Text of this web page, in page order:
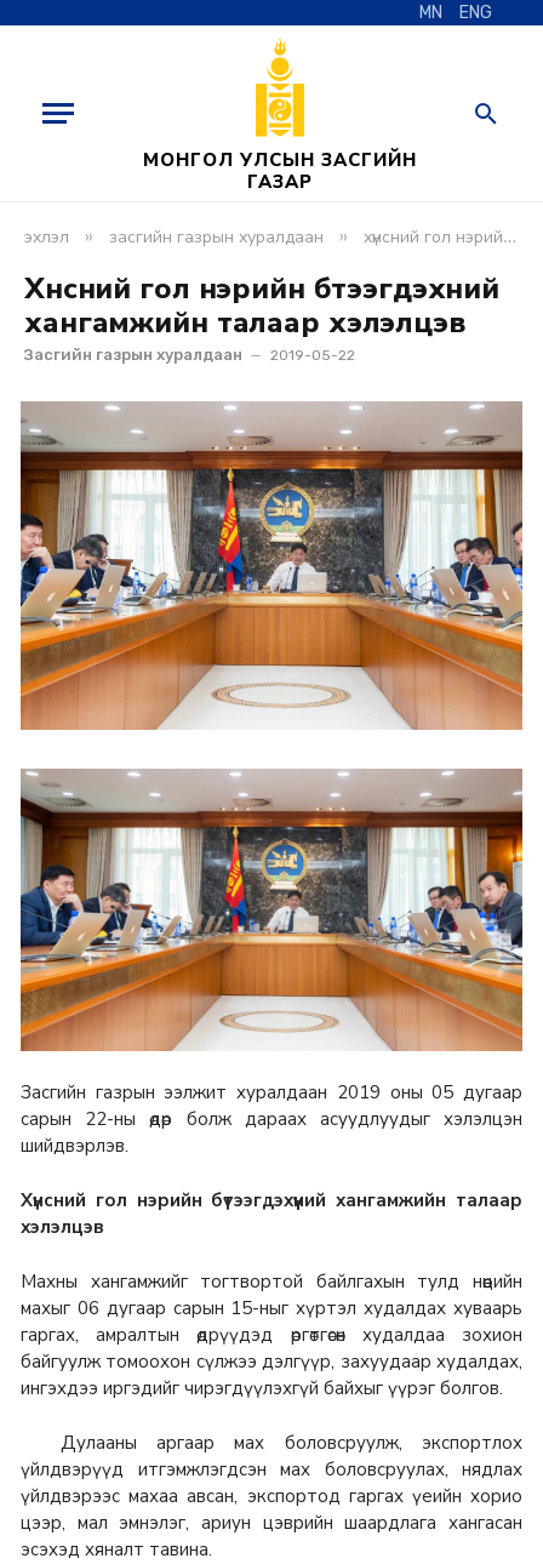
MN ENG
МОНГОЛ УЛСЫН ЗАСГИЙН
ГАЗАР
эхлэл » засгийн газрын хуралдаан » хүнсний гол нэрийн бүтээгдэхүүний хангамжийн талаар хэлэлцэв
Хүнсний гол нэрийн бүтээгдэхүүний
хангамжийн талаар хэлэлцэв
Засгийн газрын хуралдаан 2019-05-22
Засгийн газрын ээлжит хуралдаан 2019 оны 05 дугаар
сарын 22-ны өдөр болж дараах асуудлуудыг хэлэлцэн
шийдвэрлэв.
Хүнсний гол нэрийн бүтээгдэхүүний хангамжийн талаар
хэлэлцэв
Махны хангамжийг тогтвортой байлгахын тулд нөөцийн
махыг 06 дугаар сарын 15-ныг хүртэл худалдах хуваарь
гаргах, амралтын өдрүүдэд өргөтгөсөн худалдаа зохион
байгуулж томоохон сүлжээ дэлгүүр, захуудаар худалдах,
ингэхдээ иргэдийг чирэгдүүлэхгүй байхыг үүрэг болгов.
Дулааны аргаар мах боловсруулж, экспортлох
үйлдвэрүүд итгэмжлэгдсэн мах боловсруулах, нядлах
үйлдвэрээс махаа авсан, экспортод гаргах үеийн хорио
цээр, мал эмнэлэг, ариун цэврийн шаардлага хангасан
эсэхэд хяналт тавина.